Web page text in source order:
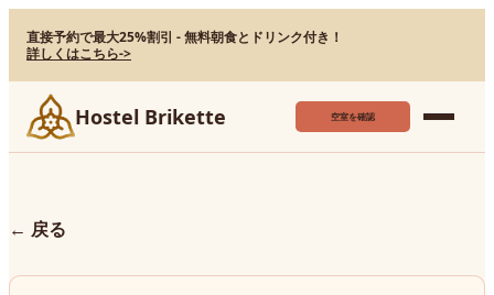
直接予約で最大25%割引 - 無料朝食とドリンク付き！
詳しくはこちら->
Hostel Brikette 空室を確認
← 戻る